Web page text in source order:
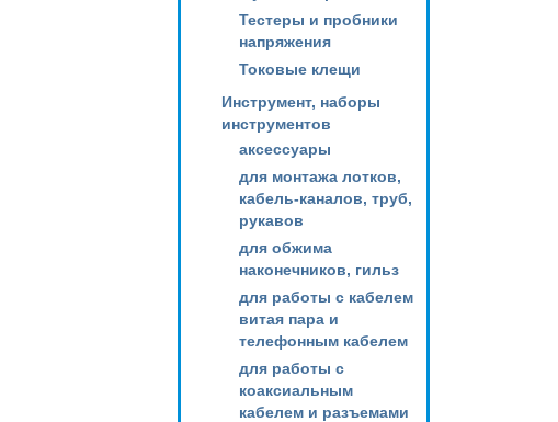
Тестеры и пробники
напряжения
Токовые клещи
Инструмент, наборы
инструментов
аксессуары
для монтажа лотков,
кабель-каналов, труб,
рукавов
для обжима
наконечников, гильз
для работы с кабелем
витая пара и
телефонным кабелем
для работы с
коаксиальным
кабелем и разъемами